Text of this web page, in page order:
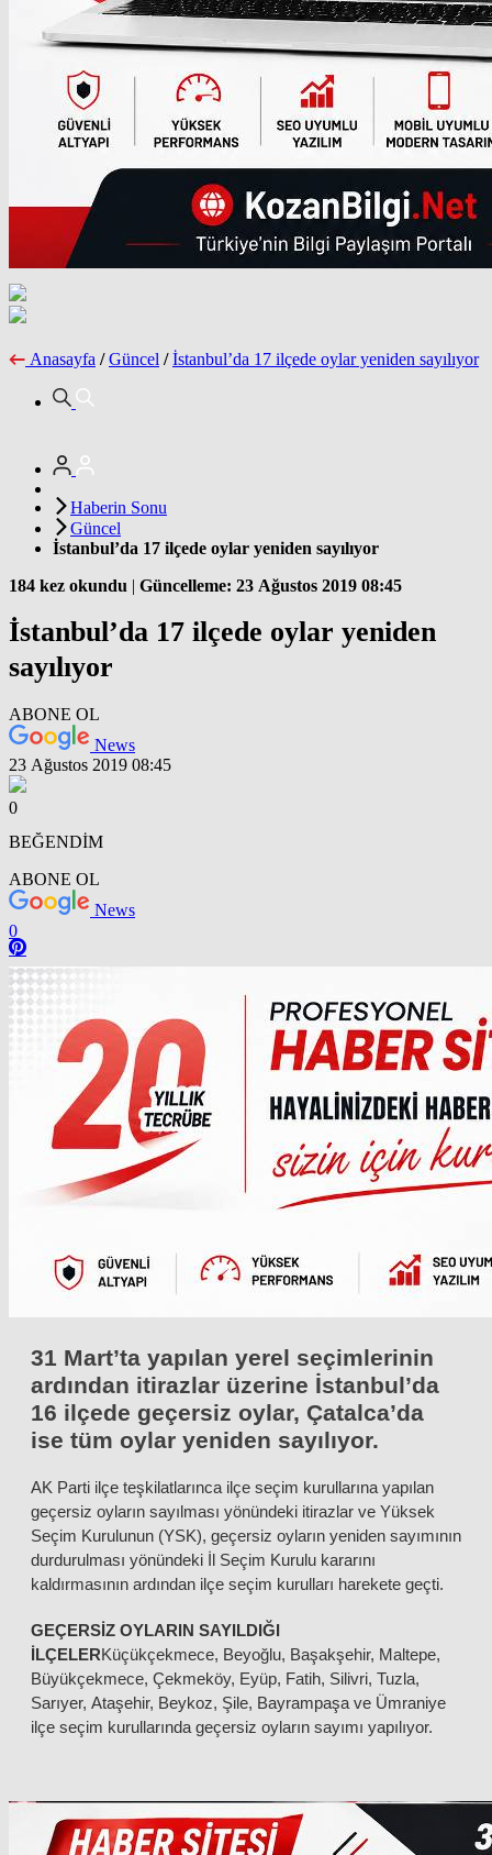
Anasayfa / Güncel / İstanbul’da 17 ilçede oylar yeniden sayılıyor
Haberin Sonu
Güncel
İstanbul’da 17 ilçede oylar yeniden sayılıyor
184 kez okundu | Güncelleme: 23 Ağustos 2019 08:45
İstanbul’da 17 ilçede oylar yeniden
sayılıyor
ABONE OL
News
23 Ağustos 2019 08:45
0
BEĞENDİM
ABONE OL
News
0
31 Mart’ta yapılan yerel seçimlerinin
ardından itirazlar üzerine İstanbul’da
16 ilçede geçersiz oylar, Çatalca’da
ise tüm oylar yeniden sayılıyor.
AK Parti ilçe teşkilatlarınca ilçe seçim kurullarına yapılan
geçersiz oyların sayılması yönündeki itirazlar ve Yüksek
Seçim Kurulunun (YSK), geçersiz oyların yeniden sayımının
durdurulması yönündeki İl Seçim Kurulu kararını
kaldırmasının ardından ilçe seçim kurulları harekete geçti.
GEÇERSİZ OYLARIN SAYILDIĞI
İLÇELERKüçükçekmece, Beyoğlu, Başakşehir, Maltepe,
Büyükçekmece, Çekmeköy, Eyüp, Fatih, Silivri, Tuzla,
Sarıyer, Ataşehir, Beykoz, Şile, Bayrampaşa ve Ümraniye
ilçe seçim kurullarında geçersiz oyların sayımı yapılıyor.